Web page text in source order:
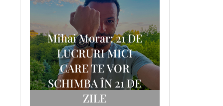
Mihai Morar: 21 DE
LUCRURI MICI
CARE TE VOR
SCHIMBA ÎN 21 DE
ZILE